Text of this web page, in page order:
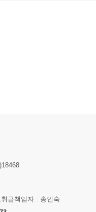
급책임자 : 송인숙